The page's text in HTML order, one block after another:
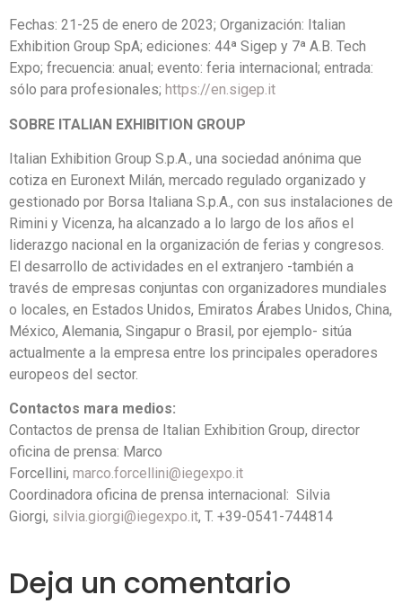
Fechas: 21-25 de enero de 2023; Organización: Italian
Exhibition Group SpA; ediciones: 44ª Sigep y 7ª A.B. Tech
Expo; frecuencia: anual; evento: feria internacional; entrada:
sólo para profesionales; https://en.sigep.it
SOBRE ITALIAN EXHIBITION GROUP
Italian Exhibition Group S.p.A., una sociedad anónima que
cotiza en Euronext Milán, mercado regulado organizado y
gestionado por Borsa Italiana S.p.A., con sus instalaciones de
Rimini y Vicenza, ha alcanzado a lo largo de los años el
liderazgo nacional en la organización de ferias y congresos.
El desarrollo de actividades en el extranjero -también a
través de empresas conjuntas con organizadores mundiales
o locales, en Estados Unidos, Emiratos Árabes Unidos, China,
México, Alemania, Singapur o Brasil, por ejemplo- sitúa
actualmente a la empresa entre los principales operadores
europeos del sector.
Contactos mara medios:
Contactos de prensa de Italian Exhibition Group, director
oficina de prensa: Marco
Forcellini, marco.forcellini@iegexpo.it
Coordinadora oficina de prensa internacional: Silvia
Giorgi, silvia.giorgi@iegexpo.it, T. +39-0541-744814
Deja un comentario